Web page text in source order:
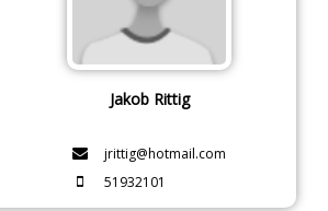
Jakob Rittig
jrittig@hotmail.com
51932101